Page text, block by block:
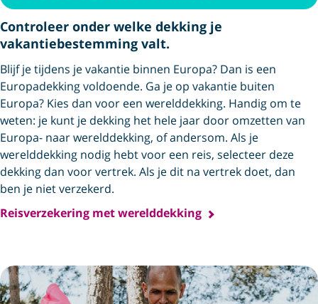
Controleer onder welke dekking je
vakantiebestemming valt.
Blijf je tijdens je vakantie binnen Europa? Dan is een
Europadekking voldoende. Ga je op vakantie buiten
Europa? Kies dan voor een werelddekking. Handig om te
weten: je kunt je dekking het hele jaar door omzetten van
Europa- naar werelddekking, of andersom. Als je
werelddekking nodig hebt voor een reis, selecteer deze
dekking dan voor vertrek. Als je dit na vertrek doet, dan
ben je niet verzekerd.
Reisverzekering met werelddekking